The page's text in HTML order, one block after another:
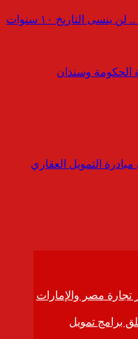
كلمة حق : د.شاكر أديت ماعليك .. لن ينسى التاريخ ١٠ سنوات
الحكومة وسندان
التمويل العقاري